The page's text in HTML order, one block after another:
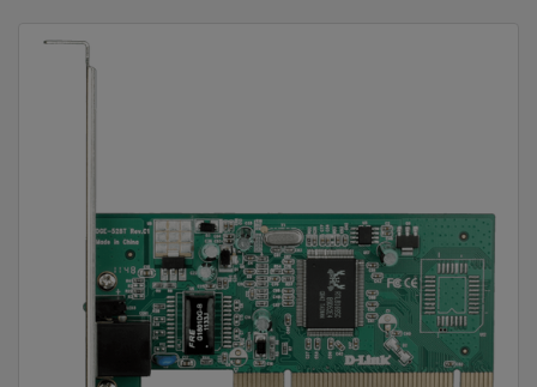
KUĆANSKI